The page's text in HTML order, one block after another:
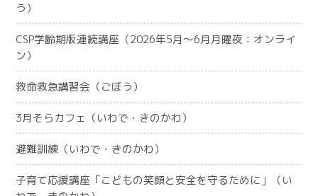
う）
CSP学齢期版連続講座（2026年5月～6月月曜夜：オンライ
ン）
救命救急講習会（ごぼう）
3月そらカフェ（いわで・きのかわ）
避難訓練（いわで・きのかわ）
子育て応援講座「こどもの笑顔と安全を守るために」（い